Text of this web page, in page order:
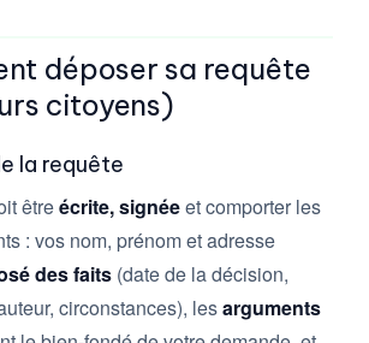
déposer sa requête
citoyens)
la requête
êtreécrite, signéeet comporter les
: vos nom, prénom et adresse
des faits (date de la décision,
circonstances), lesarguments